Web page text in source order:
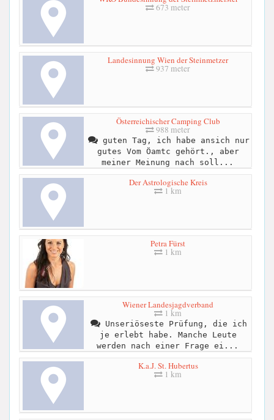
673 meter
Landesinnung Wien der Steinmetzer
937 meter
Österreichischer Camping Club
988 meter
guten Tag, ich habe ansich nur
gutes Vom Öamtc gehört., aber
meiner Meinung nach soll...
Der Astrologische Kreis
1 km
Petra Fürst
1 km
Wiener Landesjagdverband
1 km
Unseriöseste Prüfung, die ich
je erlebt habe. Manche Leute
werden nach einer Frage ei...
K.a.J. St. Hubertus
1 km